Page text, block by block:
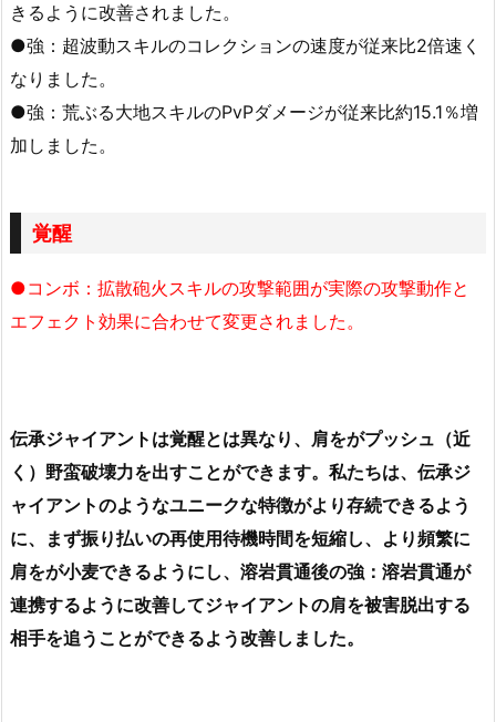
きるように改善されました。
●強：超波動スキルのコレクションの速度が従来比2倍速く
なりました。
●強：荒ぶる大地スキルのPvPダメージが従来比約15.1％増
加しました。
覚醒
●コンボ：拡散砲火スキルの攻撃範囲が実際の攻撃動作と
エフェクト効果に合わせて変更されました。
伝承ジャイアントは覚醒とは異なり、肩をがプッシュ（近
く）野蛮破壊力を出すことができます。私たちは、伝承ジ
ャイアントのようなユニークな特徴がより存続できるよう
に、まず振り払いの再使用待機時間を短縮し、より頻繁に
肩をが小麦できるようにし、溶岩貫通後の強：溶岩貫通が
連携するように改善してジャイアントの肩を被害脱出する
相手を追うことができるよう改善しました。